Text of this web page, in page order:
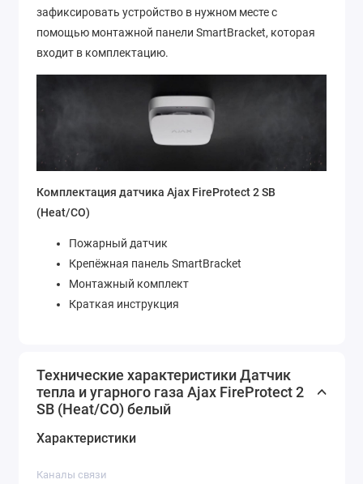
зафиксировать устройство в нужном месте с
помощью монтажной панели SmartBracket, которая
входит в комплектацию.
Комплектация датчика Ajax FireProtect 2 SB
(Heat/CO)
Пожарный датчик
Крепёжная панель SmartBracket
Монтажный комплект
Краткая инструкция
Технические характеристики Датчик
тепла и угарного газа Ajax FireProtect 2
SB (Heat/CO) белый
Характеристики
Каналы связи